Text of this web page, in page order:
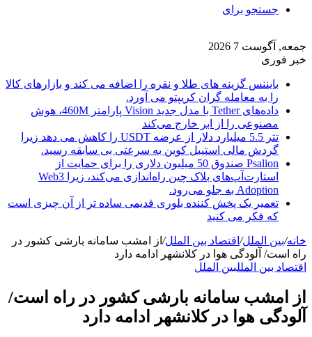
جستجو برای
جمعه, آگوست 7 2026
خبر فوری
بایننس گزینه های طلا و نقره را اضافه می کند و بازارهای کالا
را به معامله گران کریپتو می آورد.
داده‌های Tether با مدل جدید Vision پارامتر 460M، هوش
مصنوعی را از ابر خارج می‌کند
تتر 5.5 میلیارد دلار از عرضه USDT را کاهش می دهد زیرا
گردش مالی استیبل کوین به سرعتی بی سابقه رسید.
Psalion صندوق 50 میلیون دلاری را برای حمایت از
استارت‌آپ‌های بلاک چین راه‌اندازی می‌کند، زیرا Web3
Adoption به جلو می‌رود.
تعمیر یک پخش کننده بلوری قدیمی ساده تر از آن چیزی است
که فکر می کنید
خانه/بین الملل/ اقتصاد بین الملل/ از امشب سامانه بارشی کشور در
راه است/ آلودگی هوا در کلانشهر ادامه دارد
اقتصاد بین المللبین الملل
از امشب سامانه بارشی کشور در راه است/
آلودگی هوا در کلانشهر ادامه دارد